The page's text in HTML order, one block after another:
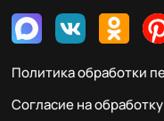
Политика обработки
Согласие на